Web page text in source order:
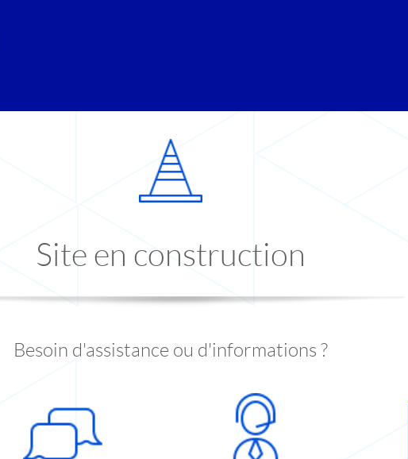
Site en construction
Besoin d'assistance ou d'informations ?